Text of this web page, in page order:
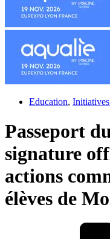
Education,
Passeport
signature
actions
élèves de